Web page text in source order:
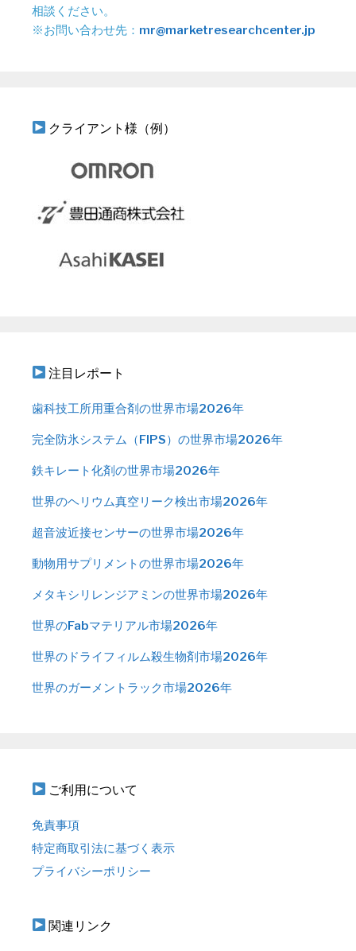
相談ください。
※お問い合わせ先： mr@marketresearchcenter.jp
クライアント様（例）
注目レポート
歯科技工所用重合剤の世界市場2026年
完全防氷システム（FIPS）の世界市場2026年
鉄キレート化剤の世界市場2026年
世界のヘリウム真空リーク検出市場2026年
超音波近接センサーの世界市場2026年
動物用サプリメントの世界市場2026年
メタキシリレンジアミンの世界市場2026年
世界のFabマテリアル市場2026年
世界のドライフィルム殺生物剤市場2026年
世界のガーメントラック市場2026年
ご利用について
免責事項
特定商取引法に基づく表示
プライバシーポリシー
関連リンク